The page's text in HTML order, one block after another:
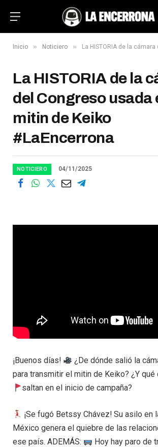
Inicio » Noticiero » La HISTORIA de la cámara del Congreso
La HISTORIA de la
del Congreso usada
mitin de Keiko
#LaEncerrona
NOTICIERO 04/11/2025
¡Buenos días!
¿De dónde salió la
para transmitir el mitin de Keiko? ¿Y
saltan en el inicio de campaña?
¡Se fugó Betssy Chávez! Su asilo en
México genera el quiebre de las
ese país. ADEMÁS:
Hoy hay paro de